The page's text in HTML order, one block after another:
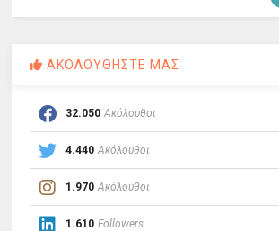
ΑΚΟΛΟΥΘΗΣΤΕ ΜΑΣ
32.050 Ακόλουθοι
4.440 Ακόλουθοι
1.970 Ακόλουθοι
1.610 Followers